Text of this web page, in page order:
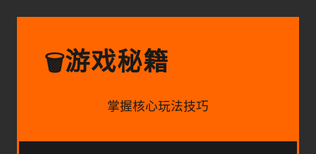
🗑️游戏秘籍
掌握核心玩法技巧